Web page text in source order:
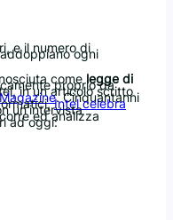
e il numero di
ogni
come legge di
proprio da
in un articolo scritto
. Cinquantanni
Intel celebra
un’intervista
ed analizza
ad oggi: